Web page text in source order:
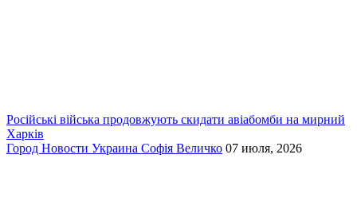
Російські війська продовжують скидати авіабомби на мирний
Харків
Город Новости Украина Софія Величко 07 июля, 2026